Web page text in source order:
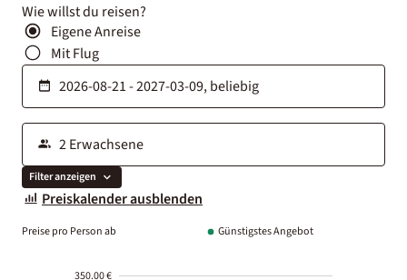
Wie willst du reisen?
Eigene Anreise
Mit Flug
Filter anzeigen
Preiskalender ausblenden
Preise pro Person ab Günstigstes Angebot
350.00 €